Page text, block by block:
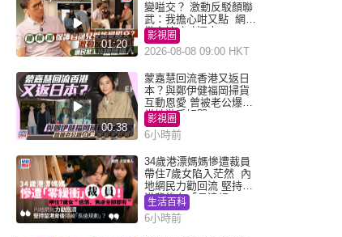
01:20
變嗌交？ 激動反駁顏聯
武：我擔心咁又點 網民
批主持咄咄逼人
影視圈
2026-08-08 09:00 HKT
00:38
蒙嘉慧回流香港又返日
本？與鄭伊健福岡掃貨
互動恩愛 曾被老公爆在
當地游手好閒
影視圈
6小時前
34歲港漂媽媽慘遭裁員
帶住7歲女陷入茫然 內
地網民力勸回流 堅持留
港背後有「長遠規
劃」？
生活百科
6小時前